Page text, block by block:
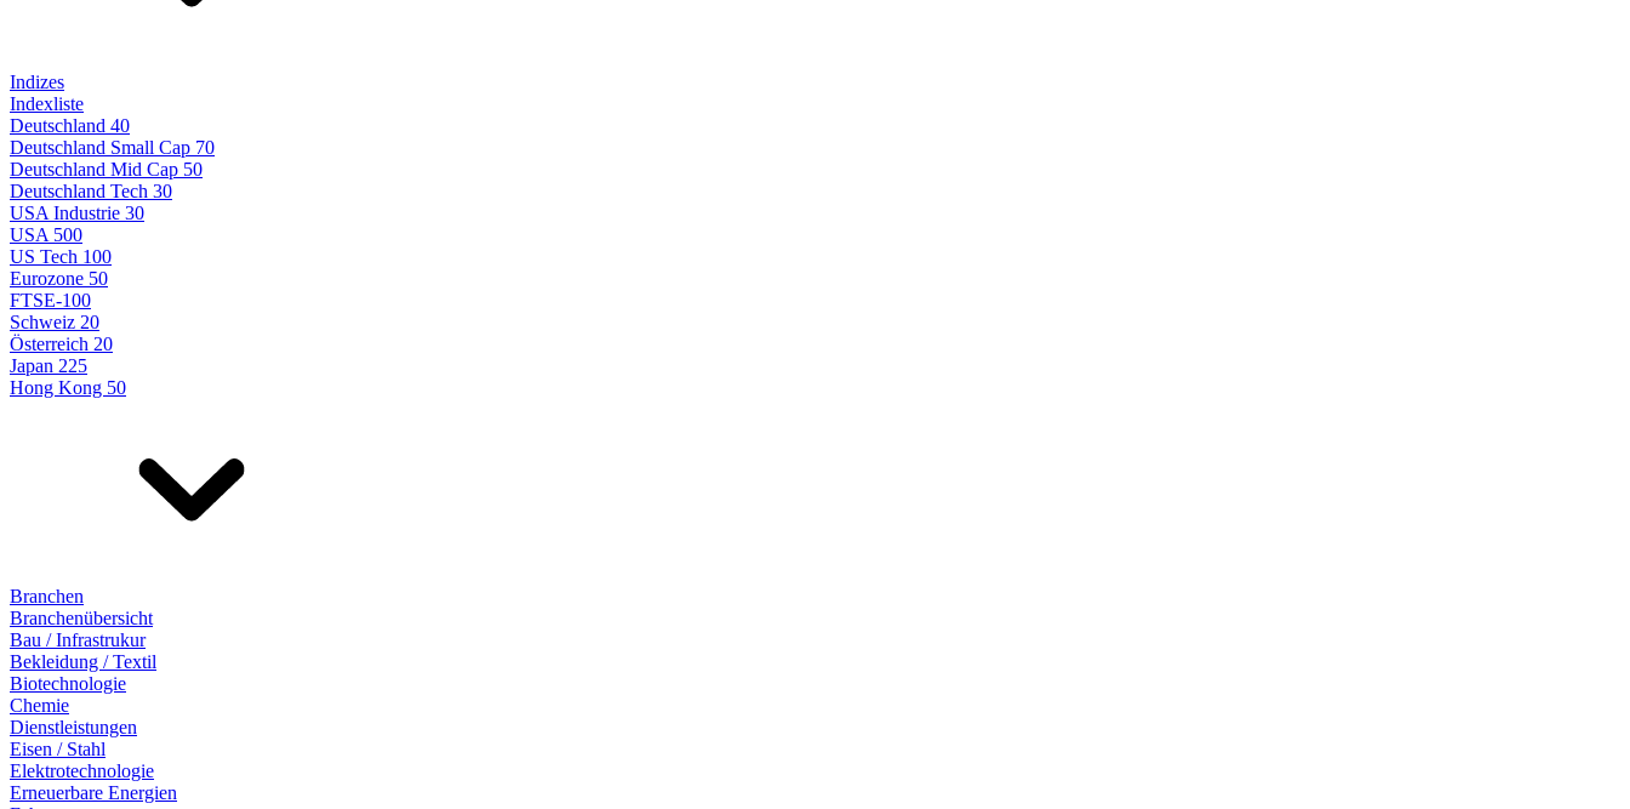
Indizes
Indexliste
Deutschland 40
Deutschland Small Cap 70
Deutschland Mid Cap 50
Deutschland Tech 30
USA Industrie 30
USA 500
US Tech 100
Eurozone 50
FTSE-100
Schweiz 20
Österreich 20
Japan 225
Hong Kong 50
Branchen
Branchenübersicht
Bau / Infrastrukur
Bekleidung / Textil
Biotechnologie
Chemie
Dienstleistungen
Eisen / Stahl
Elektrotechnologie
Erneuerbare Energien